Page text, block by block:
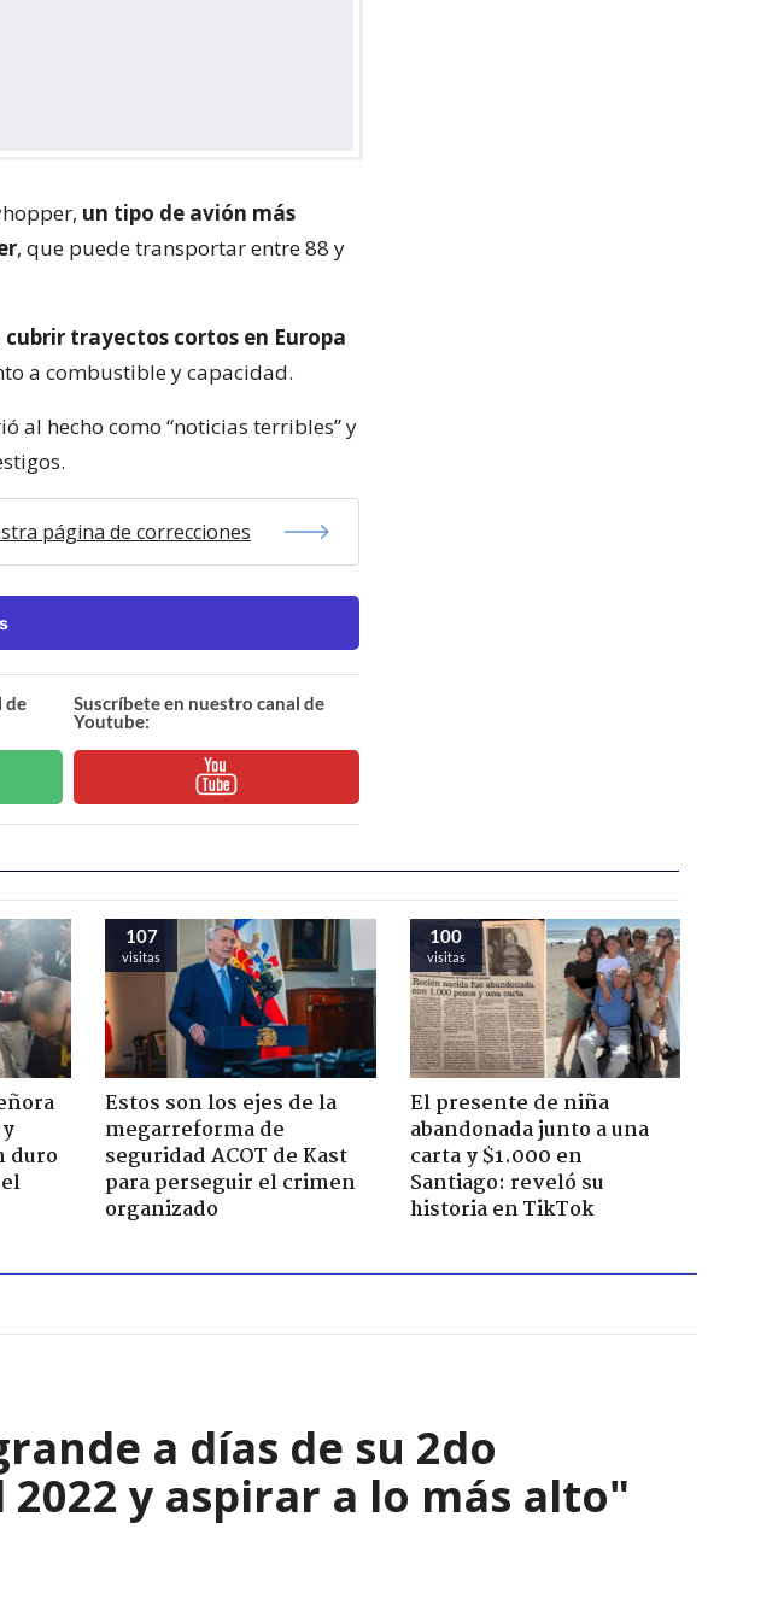
un tipo de avión más
, que puede transportar entre 88 y
cubrir trayectos cortos en Europa
a combustible y capacidad.
al hecho como “noticias terribles” y
página de correcciones
de
Suscríbete en nuestro canal de
Youtube:
duro
107
visitas
Estos son los ejes de la
megarreforma de
seguridad ACOT de Kast
para perseguir el crimen
organizado
100
visitas
El presente de niña
abandonada junto a una
carta y $1.000 en
Santiago: reveló su
historia en TikTok
a días de su 2do
y aspirar a lo más alto"